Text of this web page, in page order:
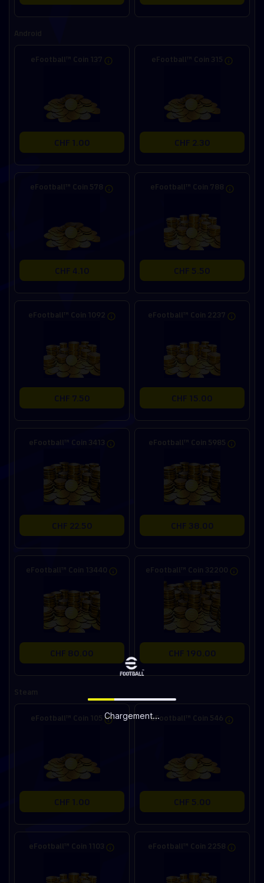
Chargement...
eFootball™ Coin 137
CHF 1.00
eFootball™ Coin 315
CHF 2.30
eFootball™ Coin 578
CHF 4.10
eFootball™ Coin 788
CHF 5.50
eFootball™ Coin 1092
CHF 7.50
eFootball™ Coin 2237
CHF 15.00
eFootball™ Coin 3413
CHF 22.50
eFootball™ Coin 5985
CHF 38.00
eFootball™ Coin 13440
CHF 80.00
eFootball™ Coin 32200
CHF 190.00
eFootball™ Coin 105
CHF 1.00
eFootball™ Coin 546
CHF 5.00
eFootball™ Coin 1103 eFootball™ Coin 2258